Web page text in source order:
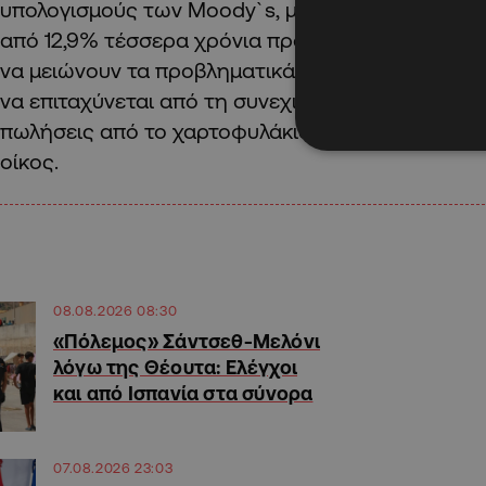
υπολογισμούς των Moody`s, μειώθηκε στο 7,38%
από 12,9% τέσσερα χρόνια προηγουμένως.Οι
να μειώνουν τα προβληματικά περιουσιακά
να επιταχύνεται από τη συνεχιζόμενη κυκλική
πωλήσεις από το χαρτοφυλάκιο ακινήτων,
οίκος.
08.08.2026 08:30
«Πόλεμος» Σάντσεθ-Μελόνι
λόγω της Θέουτα: Ελέγχοι
και από Ισπανία στα σύνορα
07.08.2026 23:03